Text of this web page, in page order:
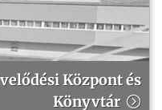
Központ és
Könyvtár